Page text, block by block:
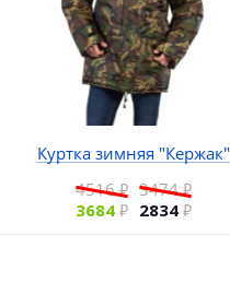
Куртка зимняя "Кержак"
4516
3684
3474
2834